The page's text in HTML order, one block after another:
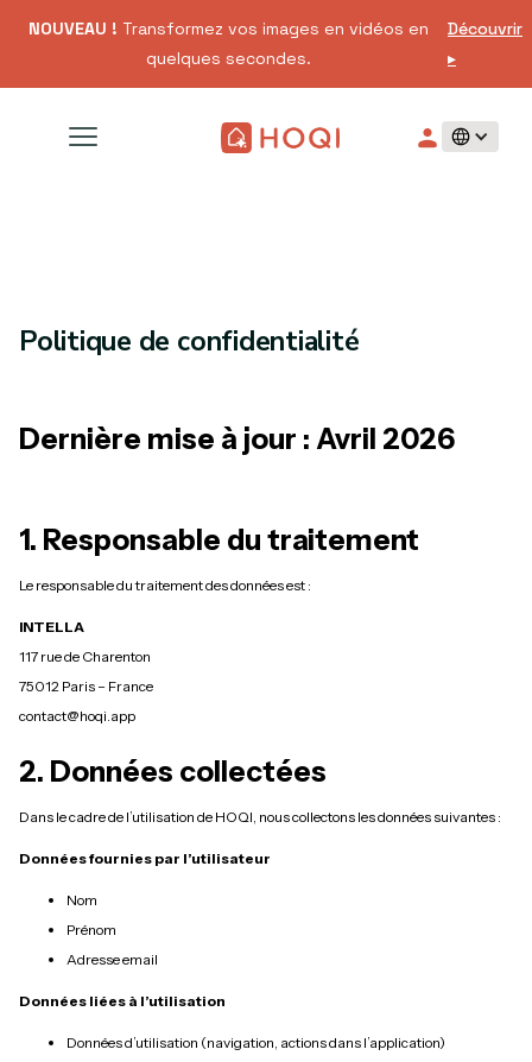
NOUVEAU ! Transformez vos images en vidéos en
quelques secondes.
Découvrir
▸
Politique de confidentialité
Dernière mise à jour : Avril 2026
1. Responsable du traitement
Le responsable du traitement des données est :
INTELLA
117 rue de Charenton
75012 Paris – France
contact@hoqi.app
2. Données collectées
Dans le cadre de l’utilisation de HOQI, nous collectons les données suivantes :
Données fournies par l’utilisateur
Nom
Prénom
Adresse email
Données liées à l’utilisation
Données d’utilisation (navigation, actions dans l’application)